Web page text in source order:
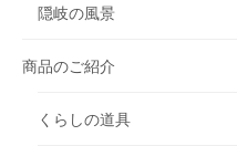
隠岐の風景
商品のご紹介
くらしの道具